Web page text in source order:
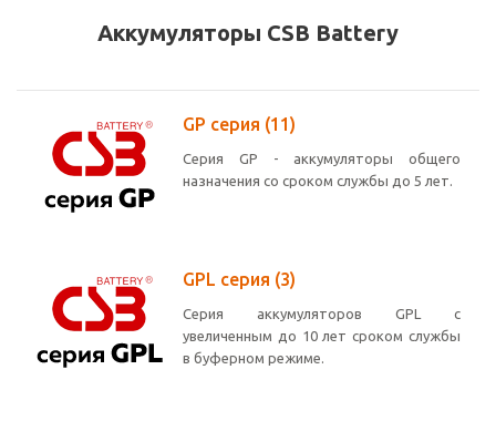
Аккумуляторы CSB Battery
GP серия (11)
Серия GP - аккумуляторы общего
назначения со сроком службы до 5 лет.
GPL серия (3)
Серия аккумуляторов GPL с
увеличенным до 10 лет сроком службы
в буферном режиме.